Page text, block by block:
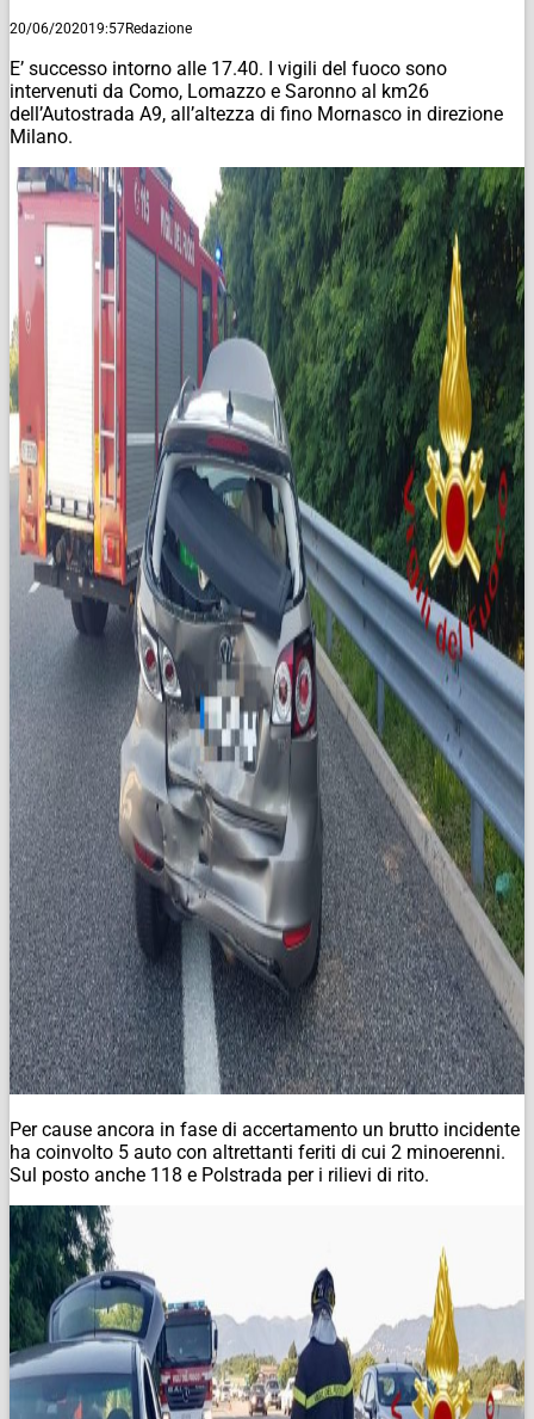
20/06/202019:57Redazione
E’ successo intorno alle 17.40. I vigili del fuoco sono
intervenuti da Como, Lomazzo e Saronno al km26
dell’Autostrada A9, all’altezza di fino Mornasco in direzione
Milano.
Per cause ancora in fase di accertamento un brutto incidente
ha coinvolto 5 auto con altrettanti feriti di cui 2 minoerenni.
Sul posto anche 118 e Polstrada per i rilievi di rito.